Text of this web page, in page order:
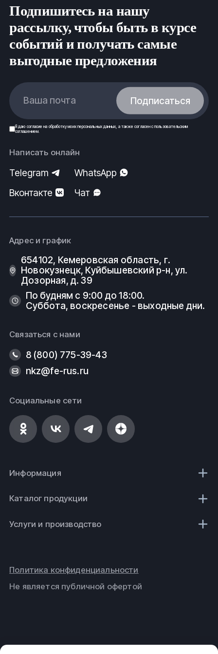
nkz@fe-rus.ru
Вся продукция выполнена согласно нормам
безопасности, государственным стандартам (ГОСТ)
Подпишитесь на нашу
рассылку, чтобы быть в курсе
событий и получать самые
выгодные предложения
Ваша почта Подписаться
Я даю согласие на обработку моих персональных данных , а также согласен спользовательским
соглашением.
Написать онлайн
Telegram
WhatsApp
Вконтакте
Чат
Адрес и график
654102, Кемеровская область, г.
Новокузнецк, Куйбышевский р-н, ул.
Дозорная, д. 39
По будням с 9:00 до 18:00.
Суббота, воскресенье - выходные дни.
Связаться с нами
8 (800) 775-39-43
nkz@fe-rus.ru
Социальные сети
Информация
Каталог продукции
Услуги и производство
Не является публичной офертой
Политика конфиденциальности